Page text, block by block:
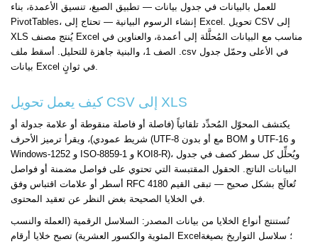
للعمل بالبيانات في جدول بيانات — تطبيق الصيغ، تنسيق الأعمدة، بناء
PivotTables، إنشاء الرسوم البيانية — تحتاج إلى Excel. تحويل CSV إلى
XLS يُنتج مصنف Excel مناسب مع البيانات المُحلَّلة إلى أعمدة، والعناوين في
الصف 1، والبنية جاهزة للتحليل. أسقط ملف .csv في الأعلى وحمّل جدول
كيف يعمل تحويل CSV إلى XLS
يكتشف المحوّل المُحدِّد تلقائياً (فاصلة أو فاصلة منقوطة أو علامة جدولة أو
شريط عمودي)، ويقرأ ترميز الأحرف (UTF-8 مع أو بدون BOM و UTF-16 و
Windows-1252 و ISO-8859-1 و KOI8-R)، ويُحلِّل كل سطر كصف في جدول
البيانات الناتج. الحقول المقتبسة التي تحتوي على فواصل مضمنة أو فواصل
أسطر أو علامات اقتباس وفق RFC 4180 تُعالَج بشكل صحيح — تبقى القيم
تُستنتج أنواع الخلايا من بيانات المصدر: السلاسل الرقمية (العملة والنسب
المئوية والكسور العشرية) تصبح خلايا أرقام Excel؛ سلاسل التواريخ بصيغة